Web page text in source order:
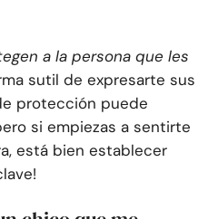
a la persona que les
sutil de expresarte sus
protección puede
si empiezas a sentirte
está bien establecer